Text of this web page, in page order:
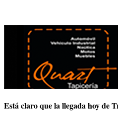
Está claro que la llegada hoy de